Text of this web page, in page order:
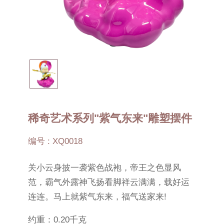
稀奇艺术系列"紫气东来"雕塑摆件
编号 : XQ0018
关小云身披一袭紫色战袍，帝王之色显风
范，霸气外露神飞扬看脚祥云满满，载好运
连连。马上就紫气东来，福气送家来!
约重：0.20千克